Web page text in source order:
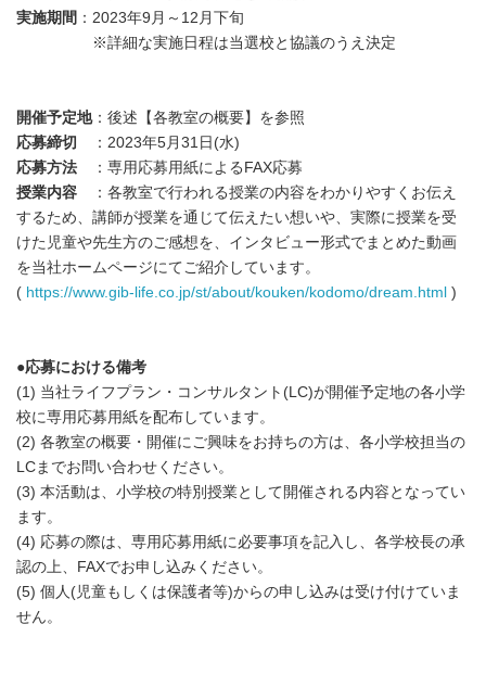
実施期間 ：2023年9月～12月下旬
※詳細な実施日程は当選校と協議のうえ決定
開催予定地：後述【各教室の概要】を参照
応募締切
：2023年5月31日(水)
応募方法 ：専用応募用紙によるFAX応募
授業内容 ：各教室で行われる授業の内容をわかりやすくお伝え
するため、講師が授業を通じて伝えたい想いや、実際に授業を受
けた児童や先生方のご感想を、インタビュー形式でまとめた動画
を当社ホームページにてご紹介しています。
( https://www.gib-life.co.jp/st/about/kouken/kodomo/dream.html )
●応募における備考
(1) 当社ライフプラン・コンサルタント(LC)が開催予定地の各小学
校に専用応募用紙を配布しています。
(2) 各教室の概要・開催にご興味をお持ちの方は、各小学校担当の
LCまでお問い合わせください。
(3) 本活動は、小学校の特別授業として開催される内容となってい
ます。
(4) 応募の際は、専用応募用紙に必要事項を記入し、各学校長の承
認の上、FAXでお申し込みください。
(5) 個人(児童もしくは保護者等)からの申し込みは受け付けていま
せん。